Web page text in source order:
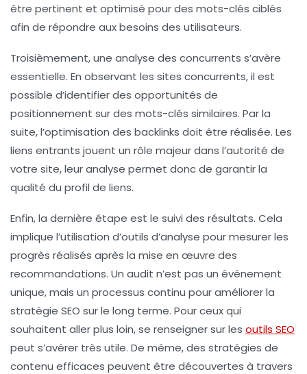
être pertinent et optimisé pour des mots-clés ciblés
afin de répondre aux besoins des utilisateurs.
Troisièmement, une analyse des concurrents s’avère
essentielle. En observant les sites concurrents, il est
possible d’identifier des opportunités de
positionnement sur des mots-clés similaires. Par la
suite, l’optimisation des backlinks doit être réalisée. Les
liens entrants jouent un rôle majeur dans l’autorité de
votre site, leur analyse permet donc de garantir la
qualité du profil de liens.
Enfin, la dernière étape est le suivi des résultats. Cela
implique l’utilisation d’outils d’analyse pour mesurer les
progrès réalisés après la mise en œuvre des
recommandations. Un audit n’est pas un événement
unique, mais un processus continu pouraméliorer la
stratégie SEO sur le long terme. Pour ceux qui
souhaitent aller plus loin, se renseigner sur les outils SEO
peut s’avérer très utile. De même, des stratégies de
contenu efficaces peuvent être découvertes à travers